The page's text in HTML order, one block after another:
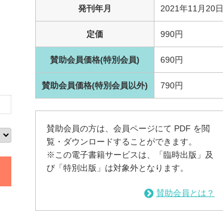
発刊年月 2021年11月20日
定価 990円
賛助会員価格(特別会員) 690円
賛助会員価格(特別会員以外) 790円
賛助会員の方は、会員ページにて PDF を閲
覧・ダウンロードすることができます。
※この電子書籍サービスは、「臨時出版」及
び「特別出版」は対象外となります。
賛助会員とは？